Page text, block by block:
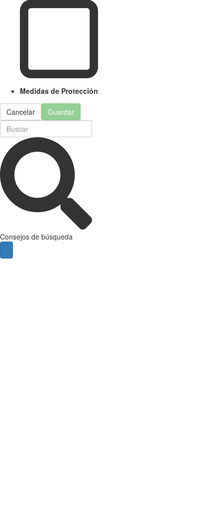
Medidas de Protección
Cancelar Guardar
Consejos de búsqueda